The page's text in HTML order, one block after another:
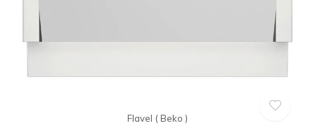
Flavel ( Beko )